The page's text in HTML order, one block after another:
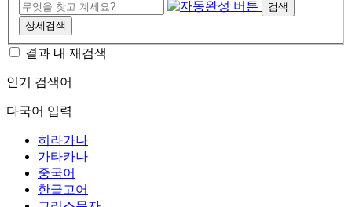
검색
상세검색
결과 내 재검색
인기 검색어
다국어 입력
히라가나
가타카나
중국어
한글고어